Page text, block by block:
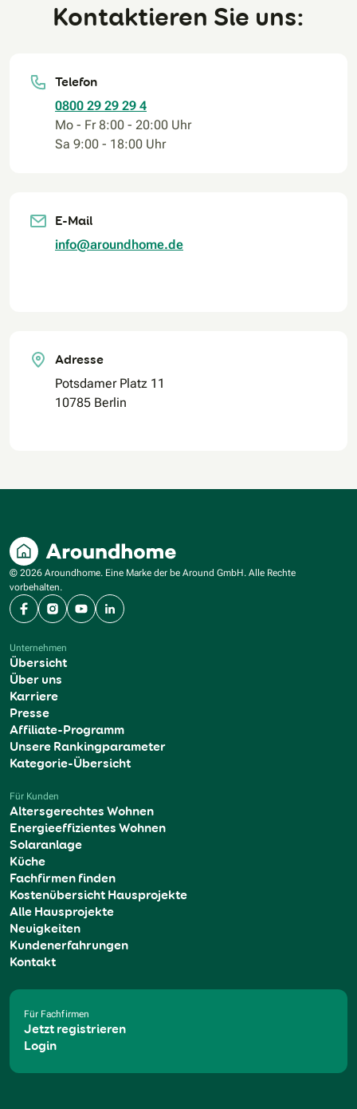
Kontaktieren Sie uns:
Telefon
0800 29 29 29 4
Mo - Fr 8:00 - 20:00 Uhr
Sa 9:00 - 18:00 Uhr
E-Mail
info@aroundhome.de
Adresse
Potsdamer Platz 11
10785 Berlin
© 2026 Aroundhome. Eine Marke der be Around GmbH. Alle Rechte
vorbehalten.
FacebookInstagram
YouTubeLinkedIn
Unternehmen
Übersicht
Über uns
Karriere
Presse
Affiliate-Programm
Unsere Rankingparameter
Kategorie-Übersicht
Für Kunden
Altersgerechtes Wohnen
Energieeffizientes Wohnen
Solaranlage
Küche
Fachfirmen finden
Kostenübersicht Hausprojekte
Alle Hausprojekte
Neuigkeiten
Kundenerfahrungen
Kontakt
Für Fachfirmen
Jetzt registrieren
Login